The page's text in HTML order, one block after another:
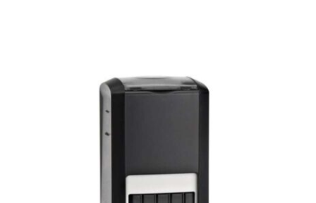
CUADRADO